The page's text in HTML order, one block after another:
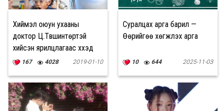
Хиймэл оюун ухааны
доктор Ц.Түвшинтөртэй
хийсэн ярилцлагаас хүүхэд
залууст онцлон хүргэх 12
167 4028 2019-01-10
Суралцах арга барил —
Өөрийгөө хөгжүүлэх арга
10 644 2025-11-03